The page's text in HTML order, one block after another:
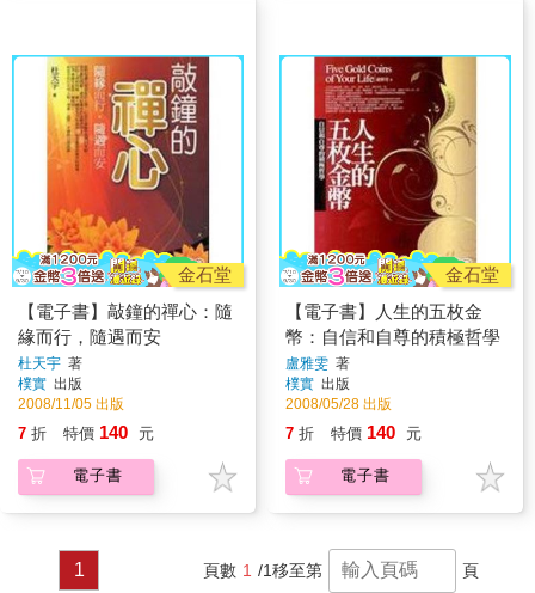
金石堂
【電子書】敲鐘的禪心：隨
緣而行，隨遇而安
杜天宇 著
樸實 出版
2008/11/05 出版
7 折 特價 140 元
電子書
金石堂
【電子書】人生的五枚金
幣：自信和自尊的積極哲學
盧雅雯 著
樸實 出版
2008/05/28 出版
7 折 特價 140 元
電子書
1 頁數 1 /1移至第 頁